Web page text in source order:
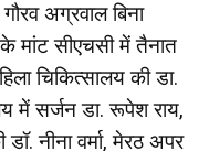
गौरव अग्रवाल बिना
मांट सीएचसी में तैनात
चिकित्सालय की डा.
में सर्जन डा. रूपेश राय,
नीना वर्मा, मेरठ अपर